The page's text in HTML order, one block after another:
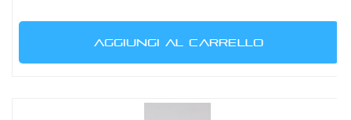
AGGIUNGI AL CARRELLO